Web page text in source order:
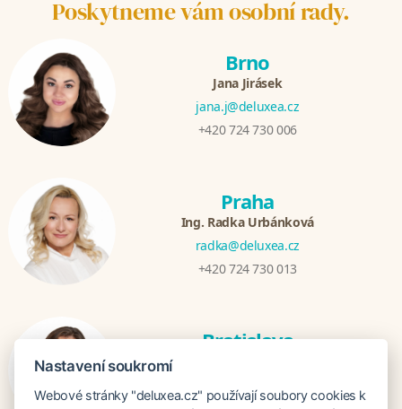
Poskytneme vám osobní rady.
Brno
Jana Jirásek
jana.j@deluxea.cz
+420 724 730 006
Praha
Ing. Radka Urbánková
radka@deluxea.cz
+420 724 730 013
Bratislava
Nastavení soukromí
Webové stránky "deluxea.cz" používají soubory cookies k